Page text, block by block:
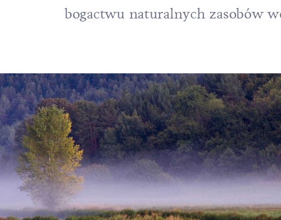
bogactwu naturalnych zasobów